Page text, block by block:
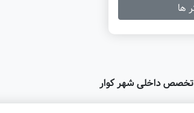
ها
داخلی شهر کوار